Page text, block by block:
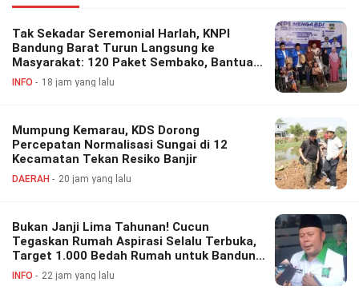
Tak Sekadar Seremonial Harlah, KNPI
Bandung Barat Turun Langsung ke
Masyarakat: 120 Paket Sembako, Bantuan
Disabilitas hingga Layanan Kesehatan
INFO 18 jam yang lalu
Mumpung Kemarau, KDS Dorong
Percepatan Normalisasi Sungai di 12
Kecamatan Tekan Resiko Banjir
DAERAH 20 jam yang lalu
Bukan Janji Lima Tahunan! Cucun
Tegaskan Rumah Aspirasi Selalu Terbuka,
Target 1.000 Bedah Rumah untuk Bandung
Barat
INFO 22 jam yang lalu